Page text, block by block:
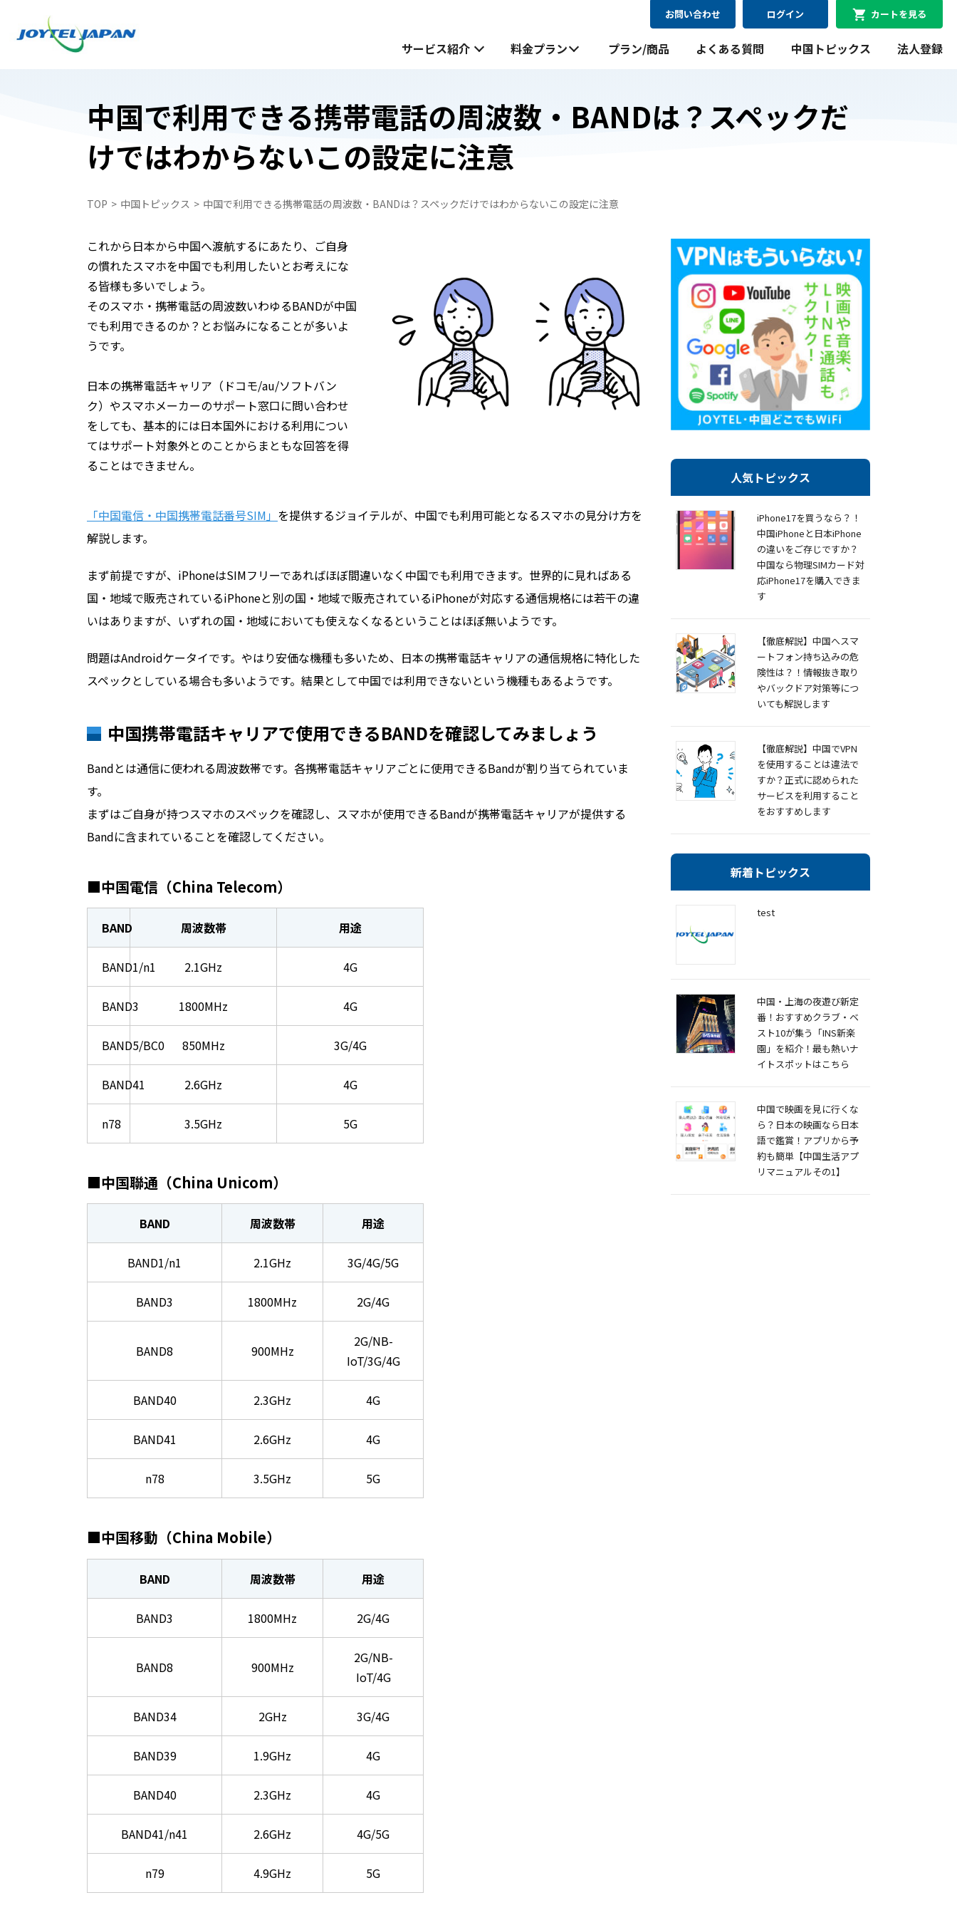
お問い合わせ ログイン カートを見る
サービス紹介
サービス紹介
日本でお受け取り
WiFiレンタルプラン受取・返却
中国スマートフォンレンタル・中国どこでも
ペイ
中国携帯電話番号SIM
申込フォーム
中国でお受け取り
無料お試し申し込みフォーム
JOYTEL SIMの設定方法
WiFiレンタルプラン料金のシミュレーションができま
シミュレーションする
料金プラン
日本でお受け取り
中国携帯電話番号SIM
中国スマートフォンレンタル・中国どこでも
ペイ
自動見積フォーム
中国でお受け取り
中国どこでもWiFiモバイルプラン
プラン/商品 よくある質問 中国トピックス 法人登録
中国で利用できる携帯電話の周波数・BANDは？スペックだ
けではわからないこの設定に注意
TOP 中国トピックス 中国で利用できる携帯電話の周波数・BANDは？スペックだけではわからないこの設定に注意
これから日本から中国へ渡航するにあたり、ご自身
の慣れたスマホを中国でも利用したいとお考えにな
る皆様も多いでしょう。
そのスマホ・携帯電話の周波数いわゆるBANDが中国
でも利用できるのか？とお悩みになることが多いよ
うです。
日本の携帯電話キャリア（ドコモ/au/ソフトバン
ク）やスマホメーカーのサポート窓口に問い合わせ
をしても、基本的には日本国外における利用につい
てはサポート対象外とのことからまともな回答を得
ることはできません。
「中国電信・中国携帯電話番号SIM」 を提供するジョイテルが、中国でも利用可能となるスマホの見分け方を
解説します。
まず前提ですが、iPhoneはSIMフリーであればほぼ間違いなく中国でも利用できます。世界的に見ればある
国・地域で販売されているiPhoneと別の国・地域で販売されているiPhoneが対応する通信規格には若干の違
いはありますが、いずれの国・地域においても使えなくなるということはほぼ無いようです。
問題はAndroidケータイです。やはり安価な機種も多いため、日本の携帯電話キャリアの通信規格に特化した
スペックとしている場合も多いようです。結果として中国では利用できないという機種もあるようです。
中国携帯電話キャリアで使用できるBANDを確認してみましょう
Bandとは通信に使われる周波数帯です。各携帯電話キャリアごとに使用できるBandが割り当てられていま
す。
まずはご自身が持つスマホのスペックを確認し、スマホが使用できるBandが携帯電話キャリアが提供する
Bandに含まれていることを確認してください。
■中国電信（China Telecom）
BAND 周波数帯 用途
BAND1/n1 2.1GHz 4G
BAND3 1800MHz 4G
BAND5/BC0 850MHz 3G/4G
BAND41 2.6GHz 4G
n78 3.5GHz 5G
■中国聯通（China Unicom）
BAND 周波数帯 用途
BAND1/n1 2.1GHz 3G/4G/5G
BAND3 1800MHz 2G/4G
BAND8 900MHz
2G/NB-
IoT/3G/4G
BAND40 2.3GHz 4G
BAND41 2.6GHz 4G
n78 3.5GHz 5G
■中国移動（China Mobile）
BAND 周波数帯 用途
BAND3 1800MHz 2G/4G
BAND8 900MHz
2G/NB-
IoT/4G
BAND34 2GHz 3G/4G
BAND39 1.9GHz 4G
BAND40 2.3GHz 4G
BAND41/n41 2.6GHz 4G/5G
n79 4.9GHz 5G
人気トピックス
iPhone17を買うなら？！
中国iPhoneと日本iPhone
の違いをご存じですか？
中国なら物理SIMカード対
応iPhone17を購入できま
す
【徹底解説】中国へスマ
ートフォン持ち込みの危
険性は？！情報抜き取り
やバックドア対策等につ
いても解説します
【徹底解説】中国でVPN
を使用することは違法で
すか？正式に認められた
サービスを利用すること
をおすすめします
新着トピックス
test
中国・上海の夜遊び新定
番！おすすめクラブ・ベ
スト10が集う「INS新楽
園」を紹介！最も熱いナ
イトスポットはこちら
中国で映画を見に行くな
ら？日本の映画なら日本
語で鑑賞！アプリから予
約も簡単【中国生活アプ
リマニュアルその1】